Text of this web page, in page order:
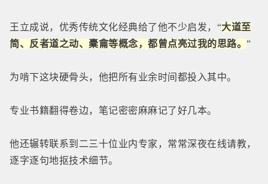
王立成说，优秀传统文化经典给了他不少启发，“大道至
简、反者道之动、橐龠等概念，都曾点亮过我的思路。 ”
为啃下这块硬骨头，他把所有业余时间都投入其中。
专业书籍翻得卷边，笔记密密麻麻记了好几本。
他还辗转联系到二三十位业内专家，常常深夜在线请教，
逐字逐句地抠技术细节。